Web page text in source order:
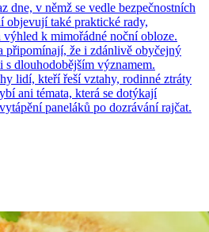
dne, v němž se vedle bezpečnostních
objevují také praktické rady,
k mimořádné noční obloze.
připomínají, že i zdánlivě obyčejný
s dlouhodobějším významem.
lidí, kteří řeší vztahy, rodinné ztráty
ani témata, která se dotýkají
paneláků po dozrávání rajčat.